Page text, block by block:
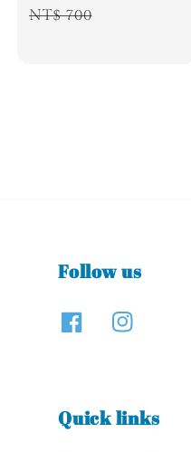
price
NT$ 700
Follow us
Quick links